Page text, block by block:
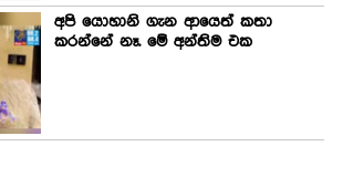
අපි යොහානි ගැන ආයෙත් කතා
කරන්නේ නෑ. මේ අන්තිම එක